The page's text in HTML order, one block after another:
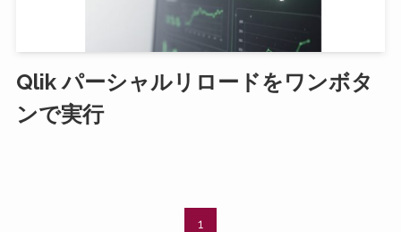
Qlik パーシャルリロードをワンボタ
ンで実行
1